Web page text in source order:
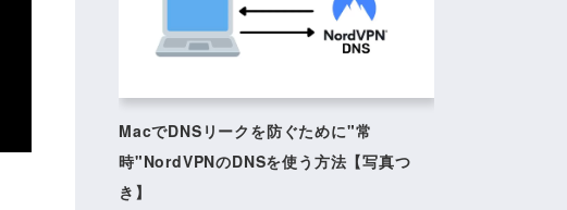
MacでDNSリークを防ぐために"常
時"NordVPNのDNSを使う方法【写真つ
き】